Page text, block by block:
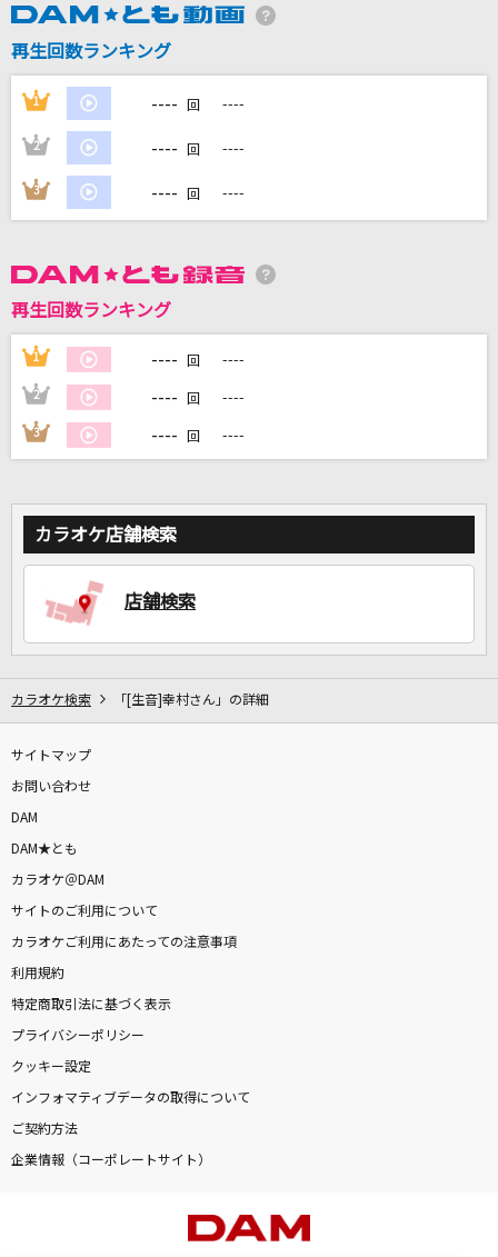
Ado
カラオケ最新情報をチェック！
再生回数ランキング
1 ---- 回 ----
2 ---- 回 ----
3 ---- 回 ----
再生回数ランキング
1 ---- 回 ----
2 ---- 回 ----
3 ---- 回 ----
カラオケ店舗検索
店舗検索
カラオケ検索 「[生音]幸村さん」の詳細
サイトマップ
お問い合わせ
DAM
DAM★とも
カラオケ＠DAM
サイトのご利用について
カラオケご利用にあたっての注意事項
利用規約
特定商取引法に基づく表示
プライバシーポリシー
クッキー設定
インフォマティブデータの取得について
ご契約方法
企業情報（コーポレートサイト）